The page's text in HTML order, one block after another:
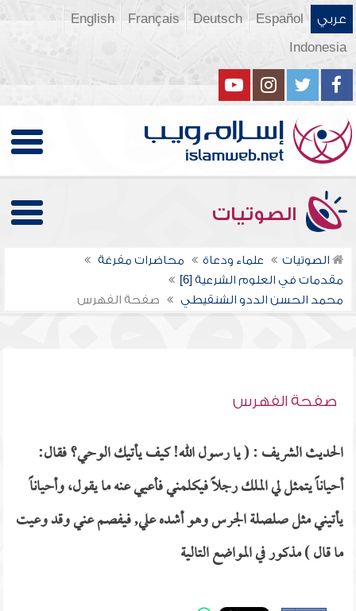
عربي Español
Deutsch
Français
English
Indonesia
الصوتيات
الصوتيات علماء ودعاة
محاضرات مفرغة
مقدمات في العلوم الشرعية [6]
محمد الحسن الددو الشنقيطي
صفحة الفهرس
صفحة الفهرس
الحديث الشريف : ( يا رسول الله! كيف يأتيك الوحي؟ فقال:
أحياناً يتمثل لي الملك رجلاً فيكلمني فأعيي عنه ما يقول، وأحياناً
يأتيني مثل صلصلة الجرس وهو أشده علي, فيفصم عني وقد وعيت
ما قال ) مذكور في المواضع التالية